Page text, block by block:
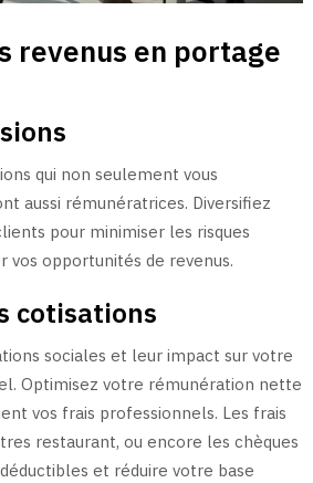
revenus en portage
qui non seulement vous
aussi rémunératrices. Diversifiez
pour minimiser les risques
vos opportunités de revenus.
cotisations
sociales et leur impact sur votre
Optimisez votre rémunération nette
vos frais professionnels. Les frais
restaurant, ou encore les chèques
et réduire votre base